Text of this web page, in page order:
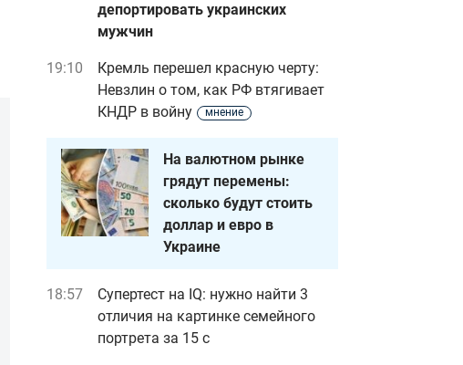
депортировать украинских
мужчин
19:10
Кремль перешел красную черту:
Невзлин о том, как РФ втягивает
КНДР в войну
мнение
На валютном рынке
грядут перемены:
сколько будут стоить
доллар и евро в
Украине
18:57
Супертест на IQ: нужно найти 3
отличия на картинке семейного
портрета за 15 с